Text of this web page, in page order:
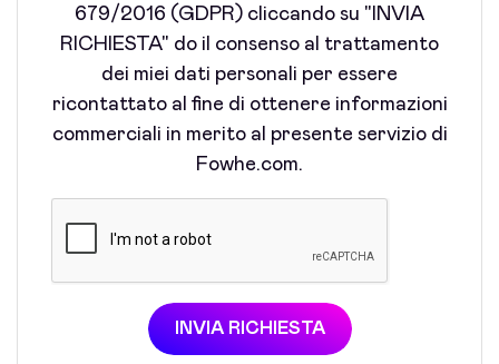
679/2016 (GDPR) cliccando su "INVIA
RICHIESTA" do il consenso al trattamento
dei miei dati personali per essere
ricontattato al fine di ottenere informazioni
commerciali in merito al presente servizio di
Fowhe.com.
INVIA RICHIESTA